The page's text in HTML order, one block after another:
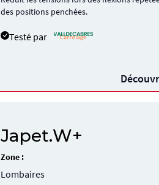
des positions penchées.
Testé par
Japet.W+
Zone :
Lombaires